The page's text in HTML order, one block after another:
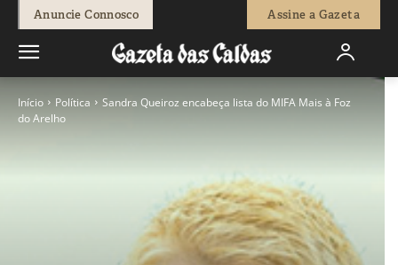
Anuncie Connosco Assine a Gazeta
Início Política
Sandra Queiroz encabeça lista do MIFA Mais à Foz
do Arelho